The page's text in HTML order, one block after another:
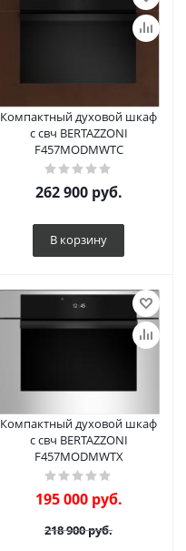
Компактный духовой шкаф
с свч BERTAZZONI
F457MODMWTC
262 900руб.
В корзину
Компактный духовой шкаф
с свч BERTAZZONI
F457MODMWTX
195 000руб.
218 900руб.